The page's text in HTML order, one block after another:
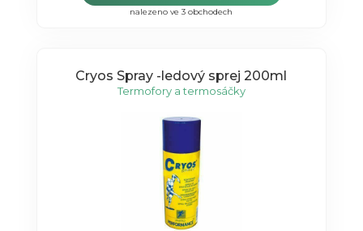
nalezeno ve 3 obchodech
Cryos Spray -ledový sprej 200ml
Termofory a termosáčky